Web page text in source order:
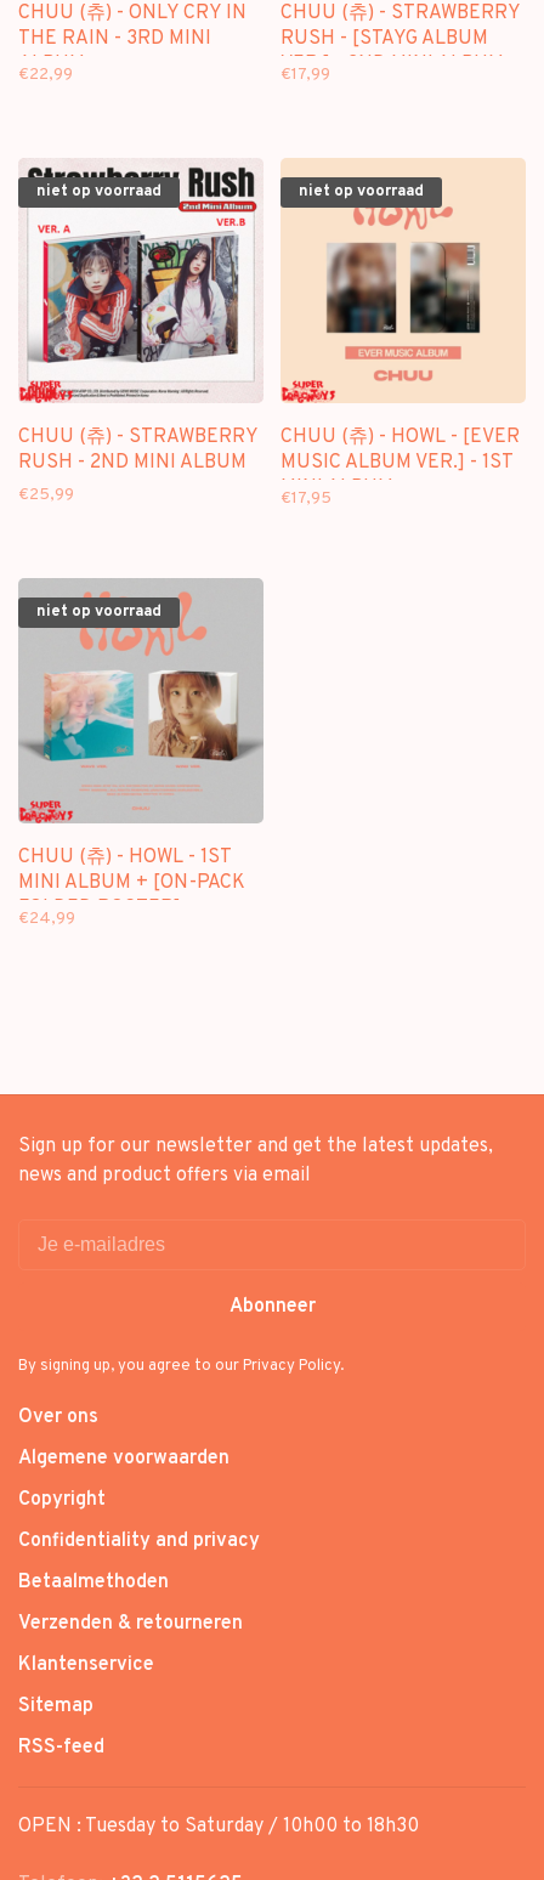
CHUU (츄) - ONLY CRY IN
THE RAIN - 3RD MINI
ALBUM
€22,99
CHUU (츄) - STRAWBERRY
RUSH - [STAYG ALBUM
VER.] - 2ND MINI ALBUM
€17,99
niet op voorraad
CHUU (츄) - STRAWBERRY
RUSH - 2ND MINI ALBUM
€25,99
niet op voorraad
CHUU (츄) - HOWL - [EVER
MUSIC ALBUM VER.] - 1ST
MINI ALBUM
€17,95
niet op voorraad
CHUU (츄) - HOWL - 1ST
MINI ALBUM + [ON-PACK
FOLDED POSTER]
€24,99
Sign up for our newsletter and get the latest updates,
news and product offers via email
Abonneer
By signing up, you agree to our Privacy Policy.
Over ons
Algemene voorwaarden
Copyright
Confidentiality and privacy
Betaalmethoden
Verzenden & retourneren
Klantenservice
Sitemap
RSS-feed
OPEN : Tuesday to Saturday / 10h00 to 18h30